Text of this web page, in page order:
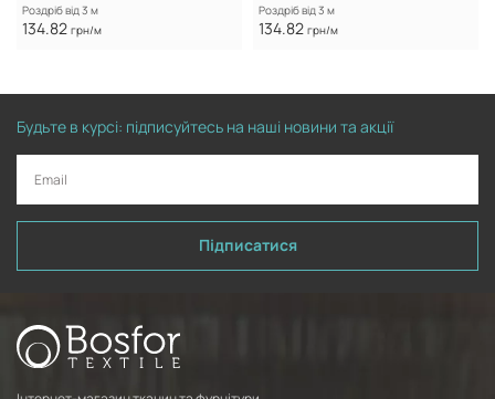
Роздріб від 3 м
134.82 грн/м
Роздріб від 3 м
134.82 грн/м
Будьте в курсі: підписуйтесь на наші новини та акції
Підписатися